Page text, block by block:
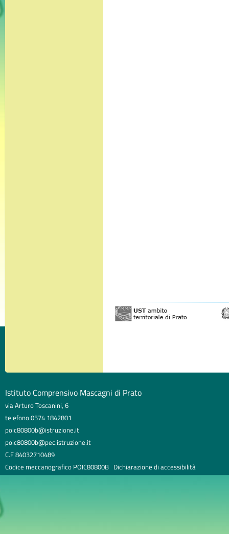
Istituto Comprensivo Mascagni di Prato
via Arturo Toscanini, 6
telefono 0574 1842801
poic80800b@istruzione.it
poic80800b@pec.istruzione.it
C.F 84032710489
Codice meccanografico POIC80800B Dichiarazione di accessibilità